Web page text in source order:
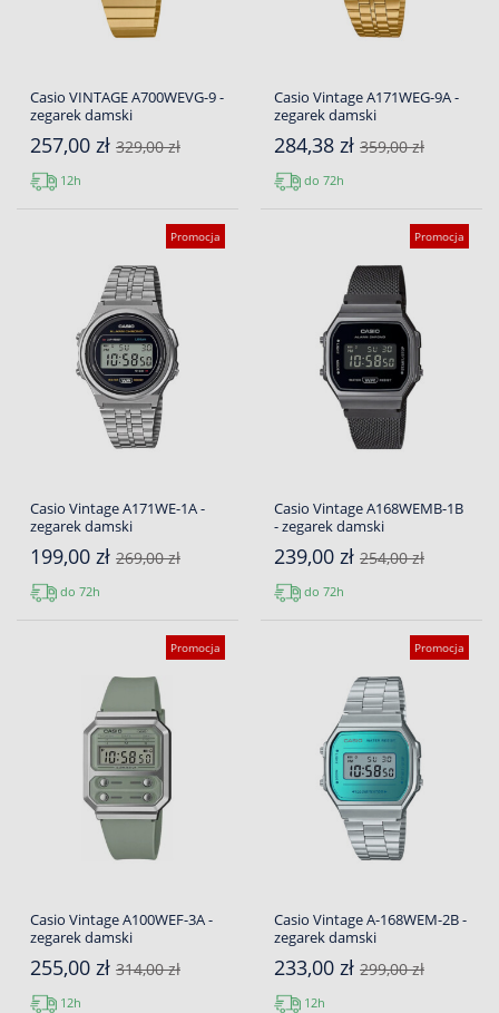
Casio VINTAGE A700WEVG-9 -
zegarek damski
257,00 zł 329,00 zł
12h
Casio Vintage A171WEG-9A -
zegarek damski
284,38 zł 359,00 zł
do 72h
Promocja
Casio Vintage A171WE-1A -
zegarek damski
199,00 zł 269,00 zł
do 72h
Promocja
Casio Vintage A168WEMB-1B
- zegarek damski
239,00 zł 254,00 zł
do 72h
Promocja
Casio Vintage A100WEF-3A -
zegarek damski
255,00 zł 314,00 zł
12h
Promocja
Casio Vintage A-168WEM-2B -
zegarek damski
233,00 zł 299,00 zł
12h